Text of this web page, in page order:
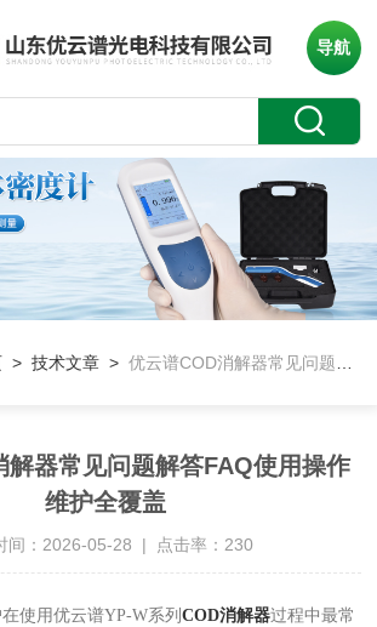
导航
>技术文章 >优云谱COD消解器常见问题解答FAQ使用操作维护全覆盖
解器常见问题解答FAQ使用操作
维护全覆盖
间：2026-05-28 | 点击率：230
使用优云谱YP-W系列COD消解器过程中最常